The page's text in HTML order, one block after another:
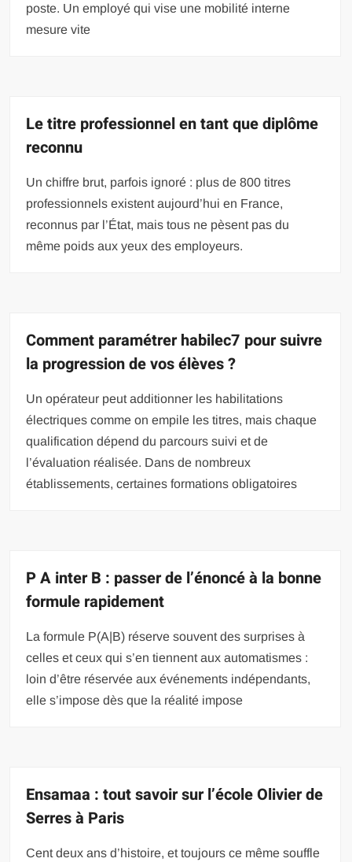
poste. Un employé qui vise une mobilité interne
mesure vite
Le titre professionnel en tant que diplôme
reconnu
Un chiffre brut, parfois ignoré : plus de 800 titres
professionnels existent aujourd’hui en France,
reconnus par l’État, mais tous ne pèsent pas du
même poids aux yeux des employeurs.
Comment paramétrer habilec7 pour suivre
la progression de vos élèves ?
Un opérateur peut additionner les habilitations
électriques comme on empile les titres, mais chaque
qualification dépend du parcours suivi et de
l’évaluation réalisée. Dans de nombreux
établissements, certaines formations obligatoires
P A inter B : passer de l’énoncé à la bonne
formule rapidement
La formule P(A|B) réserve souvent des surprises à
celles et ceux qui s’en tiennent aux automatismes :
loin d’être réservée aux événements indépendants,
elle s’impose dès que la réalité impose
Ensamaa : tout savoir sur l’école Olivier de
Serres à Paris
Cent deux ans d’histoire, et toujours ce même souffle